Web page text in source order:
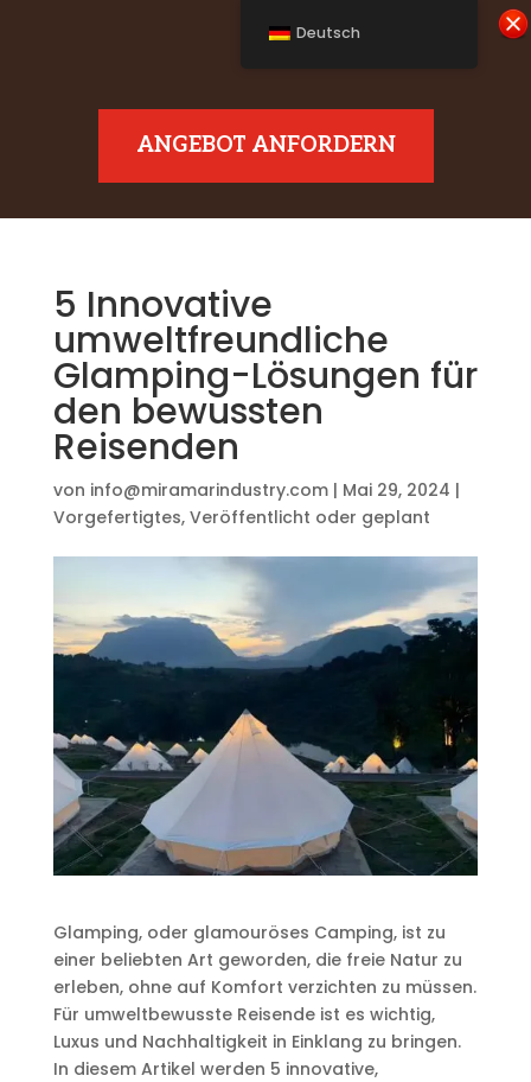
ANGEBOT ANFORDERN
5 Innovative
umweltfreundliche
Glamping-Lösungen für
den bewussten
Reisenden
von info@miramarindustry.com| Mai 29, 2024 |
Vorgefertigtes, Veröffentlicht oder geplant
Glamping, oder glamouröses Camping, ist zu
einer beliebten Art geworden, die freie Natur zu
erleben, ohne auf Komfort verzichten zu müssen.
Für umweltbewusste Reisende ist es wichtig,
Luxus und Nachhaltigkeit in Einklang zu bringen.
In diesem Artikel werden 5 innovative,
Deutsch